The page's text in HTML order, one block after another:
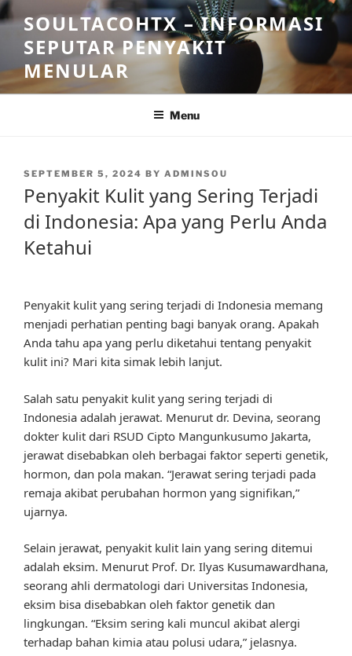
Skip
to
content
SOULTACOHTX – INFORMASI
SEPUTAR PENYAKIT
MENULAR
Menu
POSTED
SEPTEMBER 5, 2024 BY ADMINSOU
Penyakit Kulit yang Sering Terjadi
di Indonesia: Apa yang Perlu Anda
Ketahui
Penyakit kulit yang sering terjadi di Indonesia memang
menjadi perhatian penting bagi banyak orang. Apakah
Anda tahu apa yang perlu diketahui tentang penyakit
kulit ini? Mari kita simak lebih lanjut.
Salah satu penyakit kulit yang sering terjadi di
Indonesia adalah jerawat. Menurut dr. Devina, seorang
dokter kulit dari RSUD Cipto Mangunkusumo Jakarta,
jerawat disebabkan oleh berbagai faktor seperti genetik,
hormon, dan pola makan. “Jerawat sering terjadi pada
remaja akibat perubahan hormon yang signifikan,”
ujarnya.
Selain jerawat, penyakit kulit lain yang sering ditemui
adalah eksim. Menurut Prof. Dr. Ilyas Kusumawardhana,
seorang ahli dermatologi dari Universitas Indonesia,
eksim bisa disebabkan oleh faktor genetik dan
lingkungan. “Eksim sering kali muncul akibat alergi
terhadap bahan kimia atau polusi udara,” jelasnya.